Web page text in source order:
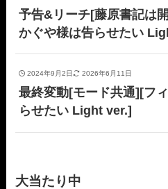
予告&リーチ[藤原書記は
かぐや様は告らせたい
2024年9月2日 2026年6月11日
最終変動[モード共通][フ
らせたい Light ver.]
大当たり中